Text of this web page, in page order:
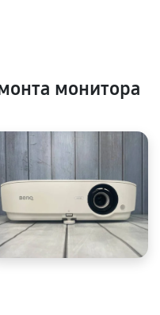
монитора